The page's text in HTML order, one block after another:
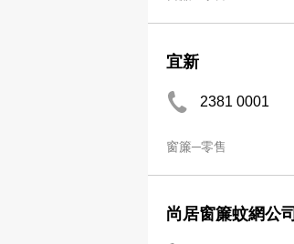
宜新
2381 0001
窗簾─零售
尚居窗簾蚊網公司